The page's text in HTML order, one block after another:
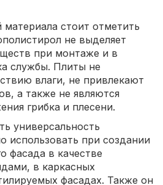
стоит отметить
не выделяет
при монтаже и в
службы. Плиты не
влаги, не привлекают
а также не являются
грибка и плесени.
универсальность
использовать при создании
фасада в качестве
в каркасных
фасадах. Также он